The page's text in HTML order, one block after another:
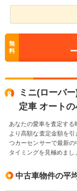
無
料
ミニ(ローバ
定車 オート
あなたの愛車を査定する
より高額な査定金額を
つカーセンサーで最新
タイミングを見極めまし
中古車物件の平